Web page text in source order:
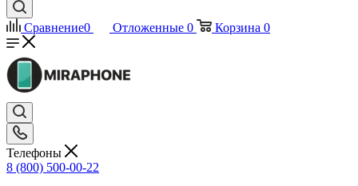
Сравнение0 Отложенные 0 Корзина 0
Телефоны
8 (800) 500-00-22